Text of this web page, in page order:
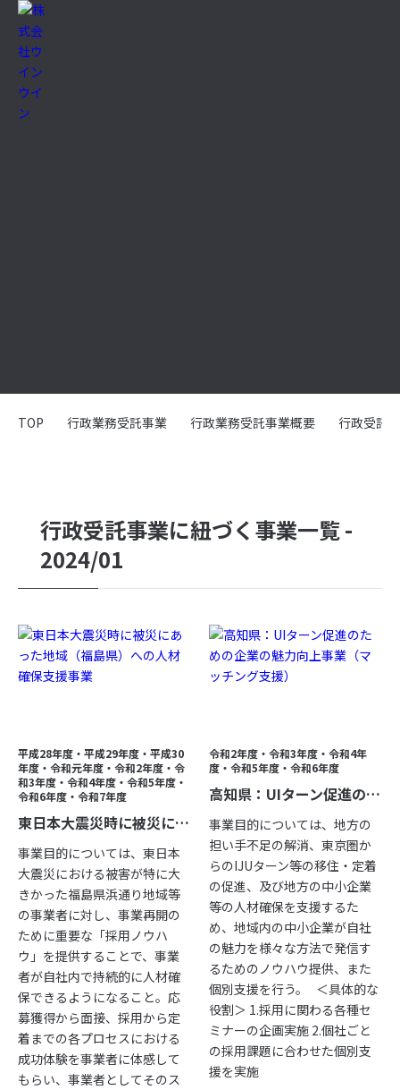
ТОР
会社概要
採用関連事業
取り扱い求人メディア・SNS広告
- yagioffer
- リクナビ
- SNS
人材紹介サービス
グローバル人材紹介
採用検査
【個人向け】お仕事支援サービス
プロモーション事業
Unyo!
Webサイト制作・運用
TOP 行政業務受託事業 行政業務受託事業概要 行政受託
行政受託事業に紐づく事業一覧 -
2024/01
平成28年度・平成29年度・平成30
年度・令和元年度・令和2年度・令
和3年度・令和4年度・令和5年度・
令和6年度・令和7年度
東日本大震災時に被災にあった地域（福島県）への人材確保支援事業
事業目的については、東日本
大震災における被害が特に大
きかった福島県浜通り地域等
の事業者に対し、事業再開の
ために重要な「採用ノウハ
ウ」を提供することで、事業
者が自社内で持続的に人材確
保できるようになること。応
募獲得から面接、採用から定
着までの各プロセスにおける
成功体験を事業者に体感して
もらい、事業者としてそのス
令和2年度・令和3年度・令和4年
度・令和5年度・令和6年度
高知県：UIターン促進のための企業の魅力向上事業（マッチング支援）
事業目的については、地方の
担い手不足の解消、東京圏か
らのIJUターン等の移住・定着
の促進、及び地方の中小企業
等の人材確保を支援するた
め、地域内の中小企業が自社
の魅力を様々な方法で発信す
るためのノウハウ提供、また
個別支援を行う。 ＜具体的な
役割＞ 1.採用に関わる各種セ
ミナーの企画実施 2.個社ごと
の採用課題に合わせた個別支
援を実施